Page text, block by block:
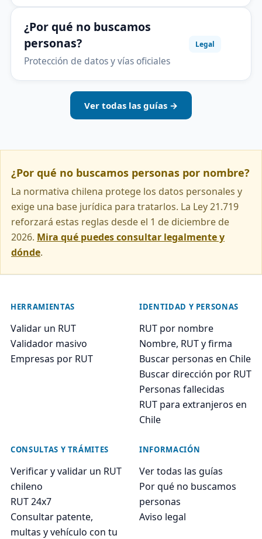
¿Por qué no buscamos
personas?
Protección de datos y vías oficiales
Legal
Ver todas las guías →
¿Por qué no buscamos personas por nombre?
La normativa chilena protege los datos personales y
exige una base jurídica para tratarlos. La Ley 21.719
reforzará estas reglas desde el 1 de diciembre de
2026. Mira qué puedes consultar legalmente y
dónde.
HERRAMIENTAS
Validar un RUT
Validador masivo
Empresas por RUT
IDENTIDAD Y PERSONAS
RUT por nombre
Nombre, RUT y firma
Buscar personas en Chile
Buscar dirección por RUT
Personas fallecidas
RUT para extranjeros en
Chile
CONSULTAS Y TRÁMITES
Verificar y validar un RUT
chileno
RUT 24x7
Consultar patente,
multas y vehículo con tu
INFORMACIÓN
Ver todas las guías
Por qué no buscamos
personas
Aviso legal